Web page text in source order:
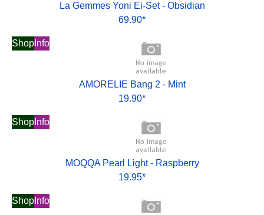
La Gemmes Yoni Ei-Set - Obsidian
69.90*
Shop Info
AMORELIE Bang 2 - Mint
19.90*
Shop Info
MOQQA Pearl Light - Raspberry
19.95*
Shop Info